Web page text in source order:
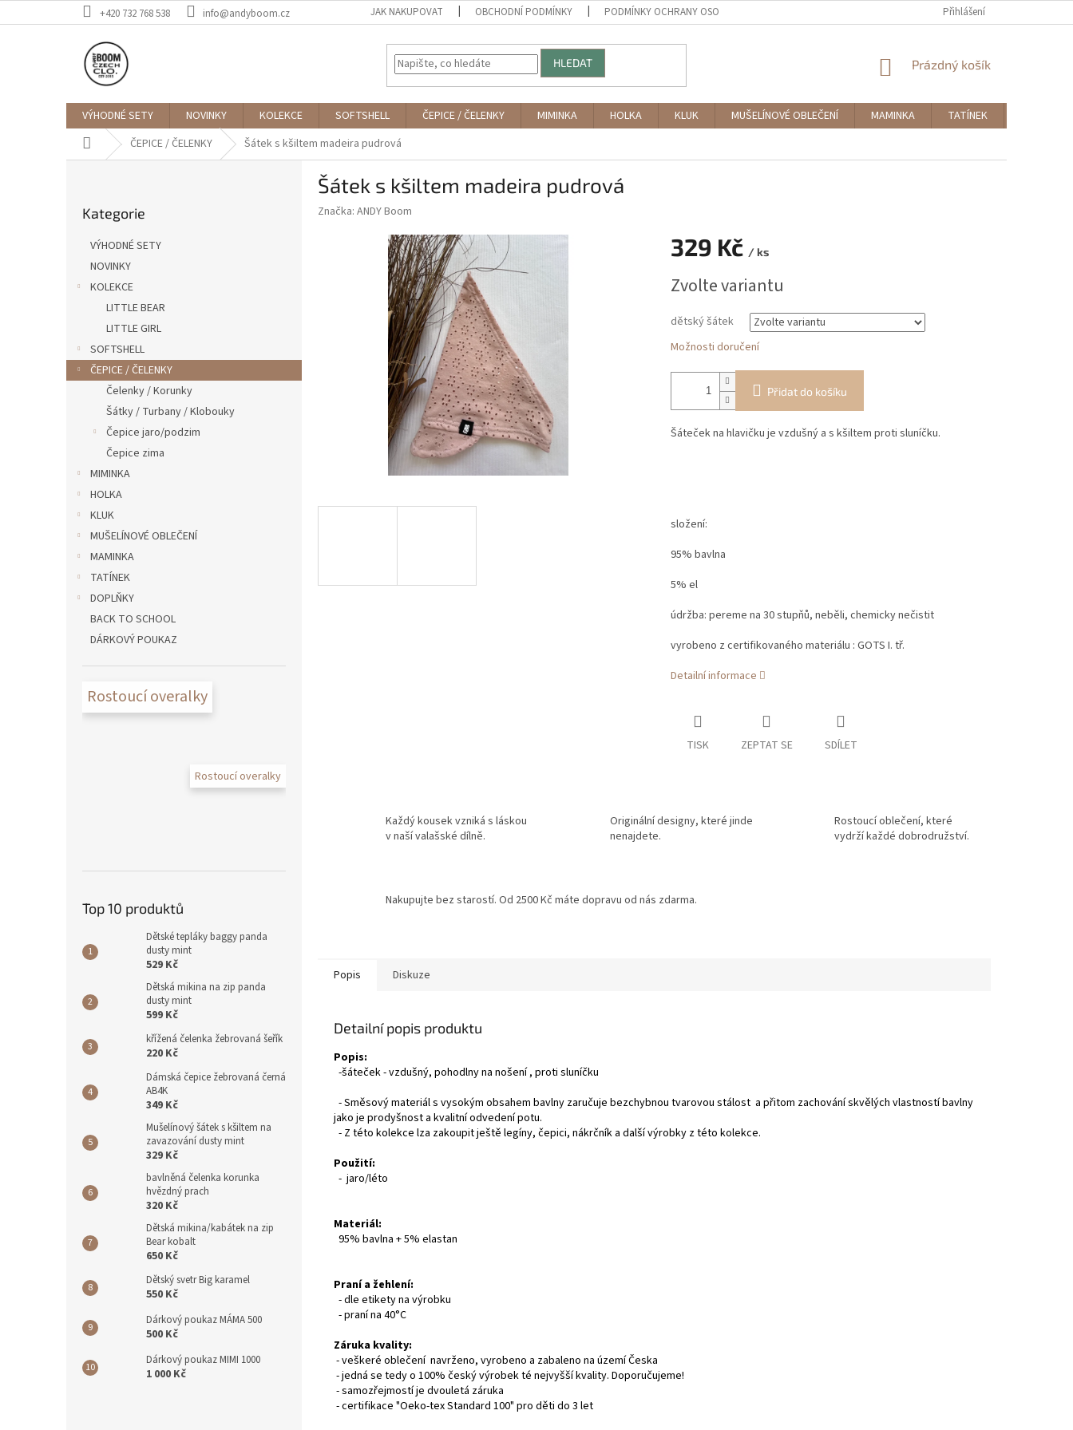
na
+420 732 768 538 info@andyboom.cz JAK NAKUPOVAT OBCHODNÍ PODMÍNKY PODMÍNKY OCHRANY OSOBNÍCH ÚDAJŮ Přihlášení
HLEDAT
NÁKUPNÍ
Prázdný košík
VÝHODNÉ SETY NOVINKY KOLEKCE SOFTSHELL ČEPICE / ČELENKY MIMINKA HOLKA KLUK MUŠELÍNOVÉ OBLEČENÍ MAMINKA TATÍNEK
Domů ČEPICE / ČELENKY Šátek s kšiltem madeira pudrová
n
e
kategorie
Kategorie
VÝHODNÉ SETY
NOVINKY
KOLEKCE
LITTLE BEAR
LITTLE GIRL
SOFTSHELL
ČEPICE / ČELENKY
Čelenky / Korunky
Šátky / Turbany / Klobouky
Čepice jaro/podzim
Čepice zima
MIMINKA
HOLKA
KLUK
MUŠELÍNOVÉ OBLEČENÍ
MAMINKA
TATÍNEK
DOPLŇKY
BACK TO SCHOOL
DÁRKOVÝ POUKAZ
Rostoucí overalky
Rostoucí overalky
Top 10 produktů
Dětské tepláky baggy panda
dusty mint
529 Kč
Dětská mikina na zip panda
dusty mint
599 Kč
křížená čelenka žebrovaná šeřík
220 Kč
Dámská čepice žebrovaná černá
AB4K
349 Kč
Mušelínový šátek s kšiltem na
zavazování dusty mint
329 Kč
bavlněná čelenka korunka
hvězdný prach
320 Kč
Dětská mikina/kabátek na zip
Bear kobalt
650 Kč
Dětský svetr Big karamel
550 Kč
Dárkový poukaz MÁMA 500
500 Kč
Dárkový poukaz MIMI 1000
1 000 Kč
Šátek s kšiltem madeira pudrová
Značka: ANDY Boom
329 Kč / ks
cena:
Zvolte variantu
dětský šátek
Možnosti doručení
Přidat do košíku
Šáteček na hlavičku je vzdušný a s kšiltem proti sluníčku.
složení:
95% bavlna
5% el
údržba: pereme na 30 stupňů, neběli, chemicky nečistit
vyrobeno z certifikovaného materiálu : GOTS I. tř.
Detailní informace
TISK ZEPTAT SE SDÍLET
Každý kousek vzniká s láskou
v naší valašské dílně.
Originální designy, které jinde
nenajdete.
Rostoucí oblečení, které
vydrží každé dobrodružství.
Nakupujte bez starostí. Od 2500 Kč máte dopravu od nás zdarma.
Popis Diskuze
Detailní popis produktu
Popis:
-šáteček - vzdušný, pohodlny na nošení , proti sluníčku
- Směsový materiál s vysokým obsahem bavlny zaručuje bezchybnou tvarovou stálost a přitom zachování skvělých vlastností bavlny
jako je prodyšnost a kvalitní odvedení potu.
- Z této kolekce lza zakoupit ještě legíny, čepici, nákrčník a další výrobky z této kolekce.
Použití:
- jaro/léto
Materiál:
95% bavlna + 5% elastan
Praní a žehlení:
- dle etikety na výrobku
- praní na 40°C
Záruka kvality:
- veškeré oblečení navrženo, vyrobeno a zabaleno na území Česka
- jedná se tedy o 100% český výrobek té nejvyšší kvality. Doporučujeme!
- samozřejmostí je dvouletá záruka
- certifikace "Oeko-tex Standard 100" pro děti do 3 let